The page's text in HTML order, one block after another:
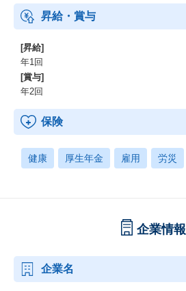
昇給・賞与
[昇給]
年1回
[賞与]
年2回
保険
健康 厚生年金 雇用 労災
企業情報
企業名